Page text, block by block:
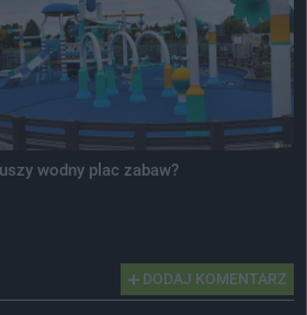
wodny plac zabaw?
DODAJ KOMENTARZ